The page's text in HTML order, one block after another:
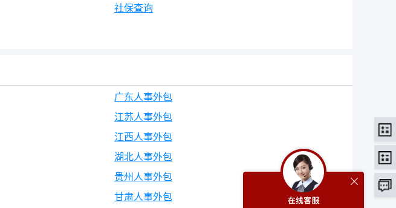
社保查询
广东人事外包
江苏人事外包
江西人事外包
湖北人事外包
贵州人事外包
甘肃人事外包